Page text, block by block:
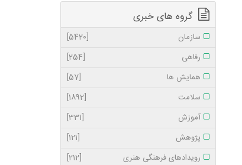
گروه های خبری
سازمان
[5420]
رفاهی
[254]
همایش ها
[57]
سلامت
[1892]
آموزش
[331]
پژوهش
[121]
رویدادهای فرهنگی هنری
[212]